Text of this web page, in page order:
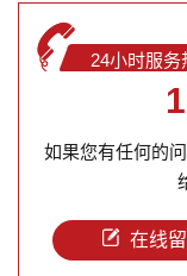
24小时服务
如果您有任何的
在线